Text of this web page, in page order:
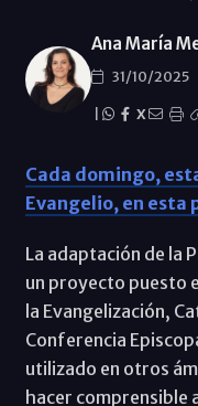
Ana María
31/10/2025
X
Cada domingo,
Evangelio, en esta
La adaptación de la
un proyecto puesto
la Evangelización,
Conferencia
utilizado en otros
hacer comprensible